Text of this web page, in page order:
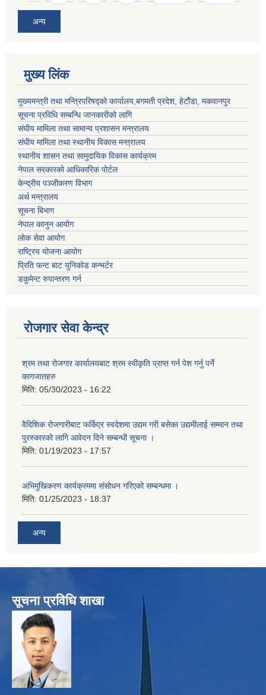
अन्य
मुख्य लिंक
मुख्यमन्त्री तथा मन्त्रिपरिषद्को कार्यालय,बगमती प्रदेश, हेटौंडा, मकवानपुर
सूचना प्रविधि सम्बन्धि जानकारीको लागि
संघीय मामिला तथा सामान्य प्रशासन मन्त्रालय
संघीय मामिला तथा स्थानीय विकास मन्त्रालय
स्थानीय शासन तथा सामुदायिक विकास कार्यक्रम
नेपाल सरकारको आधिकारिक पोर्टल
केन्द्रीय पञ्जीकरण विभाग
अर्थ मन्त्रालय
सूचना बिभाग
नेपाल कानुन आयोग
लोक सेवा आयोग
राष्ट्रिय योजना आयोग
प्रिति फन्ट बाट युनिकोड कन्भर्टर
डकुमेन्ट रुपान्तरण गर्न
रोजगार सेवा केन्द्र
श्रम तथा रोजगार कार्यालयबाट श्रम स्वीकृति प्राप्त गर्न पेश गर्नु पर्ने
कागजातहरु
मिति: 05/30/2023 - 16:22
वैदिशिक रोजगारीबाट फर्किएर स्वदेशमा उद्यम गरी बसेका उद्यमीलाई सम्मान तथा
पुरस्कारको लागि आवेदन दिने सम्बन्धी सूचना ।
मिति: 01/19/2023 - 17:57
अभिमुखिकरण कार्यक्रममा संसोधन गरिएको सम्बन्धमा ।
मिति: 01/25/2023 - 18:37
अन्य
सूचना प्रविधि शाखा